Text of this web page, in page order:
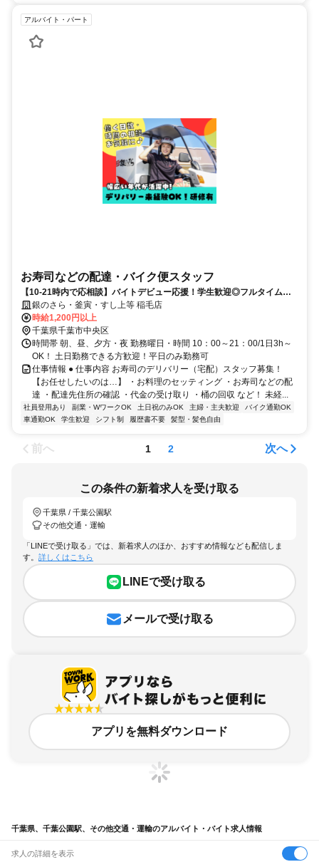
アルバイト・パート
お寿司などの配達・バイク便スタッフ
【10-21時内で応相談】バイトデビュー応援！学生歓迎◎フルタイム勤
務もOK♪
銀のさら・釜寅・すし上等 稲毛店
時給1,200円以上
千葉県千葉市中央区
時間帯 朝、昼、夕方・夜 勤務曜日・時間 10：00～21：00/1日3h～
OK！ 土日勤務できる方歓迎！平日のみ勤務可
仕事情報 ● 仕事内容 お寿司のデリバリー（宅配）スタッフ募集！
【お任せしたいのは…】 ・お料理のセッティング ・お寿司などの配
達 ・配達先住所の確認 ・代金の受け取り ・桶の回収 など！ 未経...
社員登用あり 副業・WワークOK 土日祝のみOK 主婦・主夫歓迎
バイク通勤OK
車通勤OK
学生歓迎 シフト制 履歴書不要 髪型・髪色自由
前へ 1 2 次へ
この条件の新着求人を受け取る
千葉県 / 千葉公園駅
その他交通・運輸
「LINEで受け取る」では、新着求人のほか、おすすめ情報なども配信しま
す。 詳しくはこちら
LINEで受け取る
メールで受け取る
アプリを無料ダウンロード
千葉県、千葉公園駅、その他交通・運輸のアルバイト・バイト求人情報
求人の詳細を表示